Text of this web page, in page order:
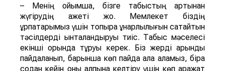
– Менің ойымша, бізге табыстың артынан
жүгірудің қажеті жоқ. Мемлекет біздің
ұрпақтарымыз үшін топырақ құнарлылығын сақтайтын
тәсілдерді ынталандыруы тиіс. Табыс мәселесі
екінші орында тұруы керек. Біз жерді қарқынды
пайдаланып, барынша көп пайда ала аламыз, бірақ
содан кейін оны қалпына келтіру үшін көп қаражат